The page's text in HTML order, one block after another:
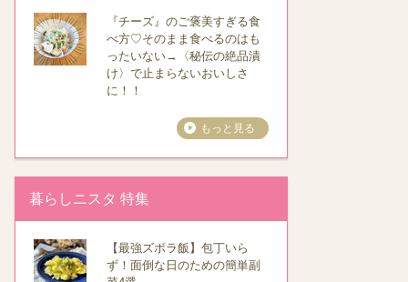
『チーズ』のご褒美すぎる食
べ方♡そのまま食べるのはも
ったいない→〈秘伝の絶品漬
け〉で止まらないおいしさ
に！！
もっと見る
暮らしニスタ 特集
【最強ズボラ飯】包丁いら
ず！面倒な日のための簡単副